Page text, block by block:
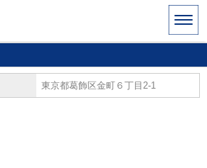
東京都葛飾区金町６丁目2-1